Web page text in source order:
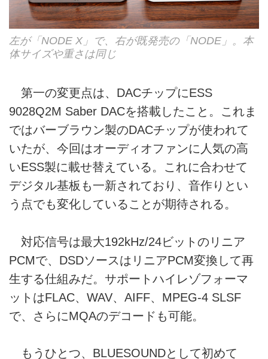
左が「NODE X」で、右が既発売の「NODE」。本
体サイズや重さは同じ
第一の変更点は、DACチップにESS
9028Q2M Saber DACを搭載したこと。これま
ではバーブラウン製のDACチップが使われて
いたが、今回はオーディオファンに人気の高
いESS製に載せ替えている。これに合わせて
デジタル基板も一新されており、音作りとい
う点でも変化していることが期待される。
対応信号は最大192kHz/24ビットのリニア
PCMで、DSDソースはリニアPCM変換して再
生する仕組みだ。サポートハイレゾフォーマ
ットはFLAC、WAV、AIFF、MPEG-4 SLSF
で、さらにMQAのデコードも可能。
もうひとつ、BLUESOUNDとして初めて